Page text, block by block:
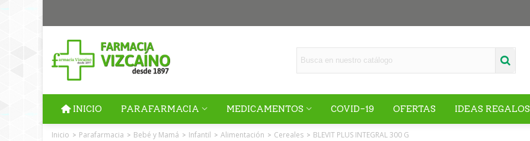
INICIO PARAFARMACIA MEDICAMENTOS COVID-19 OFERTAS IDEAS REGALOS
Inicio > Parafarmacia > Bebé y Mamá > Infantil > Alimentación > Cereales > BLEVIT PLUS INTEGRAL 300 G